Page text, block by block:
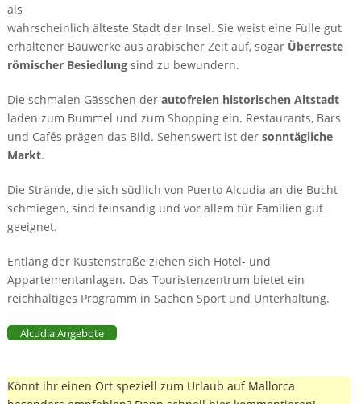
als
wahrscheinlich älteste Stadt der Insel. Sie weist eine Fülle gut
erhaltener Bauwerke aus arabischer Zeit auf, sogar Überreste
römischer Besiedlungsind zu bewundern.
Die schmalen Gässchen der autofreien historischen Altstadt
laden zum Bummel und zum Shopping ein. Restaurants, Bars
und Cafés prägen das Bild. Sehenswert ist der sonntägliche
Markt.
Die Strände, die sich südlich von Puerto Alcudia an die Bucht
schmiegen, sind feinsandig und vor allem für Familien gut
geeignet.
Entlang der Küstenstraße ziehen sich Hotel- und
Appartementanlagen. Das Touristenzentrum bietet ein
reichhaltiges Programm in Sachen Sport und Unterhaltung.
Alcudia Angebote
Könnt ihr einen Ort speziell zum Urlaub auf Mallorca